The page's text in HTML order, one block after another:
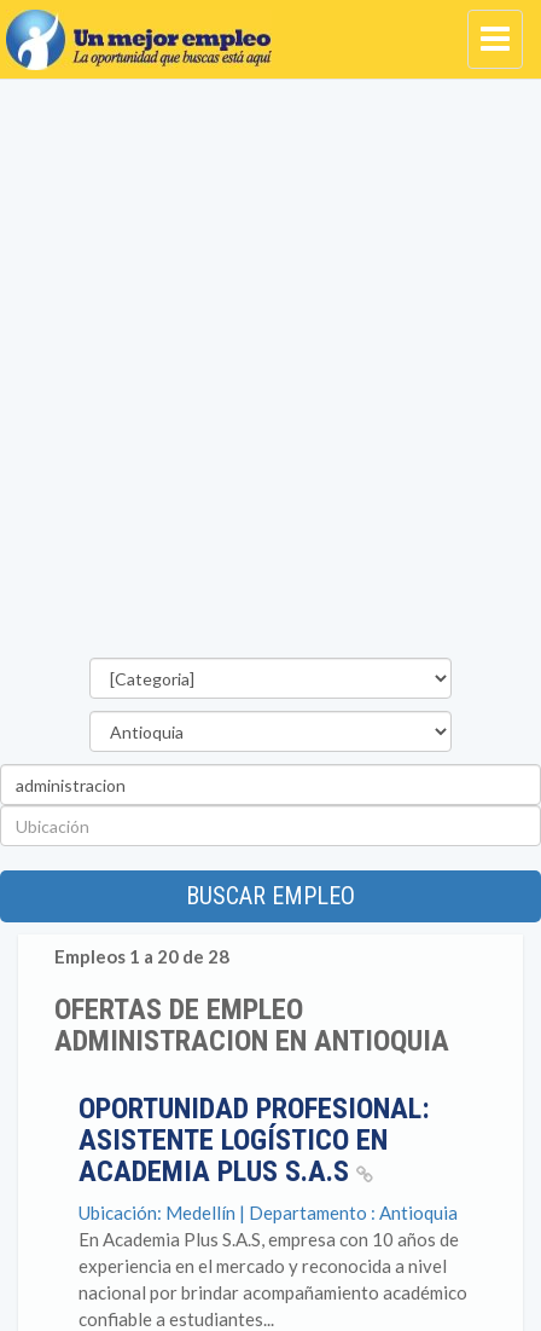
BUSCAR EMPLEO
Empleos 1 a 20 de 28
OFERTAS DE EMPLEO
ADMINISTRACION EN ANTIOQUIA
OPORTUNIDAD PROFESIONAL:
ASISTENTE LOGÍSTICO EN
ACADEMIA PLUS S.A.S
Ubicación: Medellín | Departamento : Antioquia
En Academia Plus S.A.S, empresa con 10 años de
experiencia en el mercado y reconocida a nivel
nacional por brindar acompañamiento académico
confiable a estudiantes...